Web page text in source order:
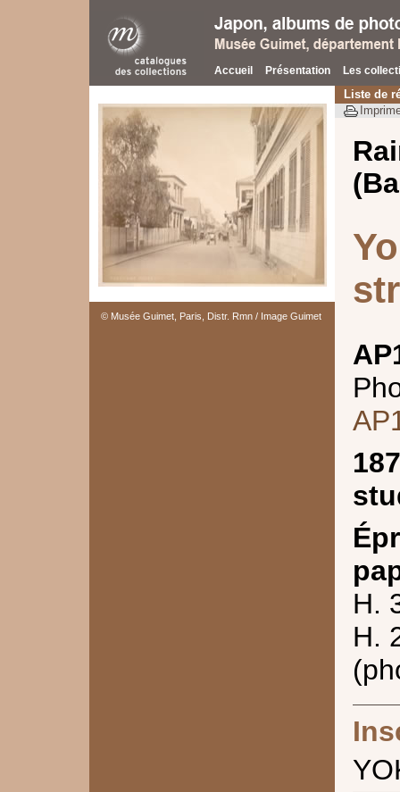
Accueil Présentation Les
© Musée Guimet, Paris, Distr. Rmn / Image Guimet
Liste de
H.
H.